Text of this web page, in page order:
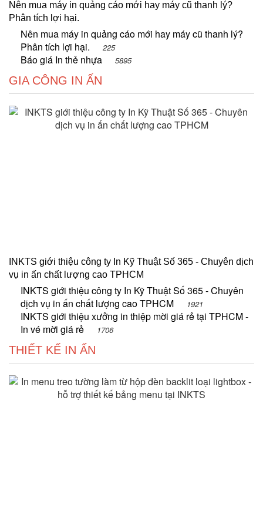
Nên mua máy in quảng cáo mới hay máy cũ thanh lý?
Phân tích lợi hại.
Nên mua máy in quảng cáo mới hay máy cũ thanh lý?
Phân tích lợi hại.
225
Báo giá In thẻ nhựa 5895
GIA CÔNG IN ẤN
INKTS giới thiệu công ty In Kỹ Thuật Số 365 - Chuyên dịch
vụ in ấn chất lượng cao TPHCM
INKTS giới thiệu công ty In Kỹ Thuật Số 365 - Chuyên
dịch vụ in ấn chất lượng cao TPHCM
1921
INKTS giới thiệu xưởng in thiệp mời giá rẻ tại TPHCM -
In vé mời giá rẻ
1706
THIẾT KẾ IN ẤN